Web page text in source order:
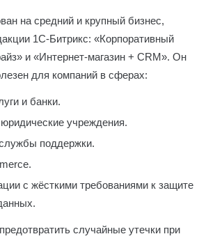
на средний и крупный бизнес,
1С-Битрикс: «Корпоративный
и «Интернет-магазин + CRM». Он
для компаний в сферах:
и банки.
учреждения.
поддержки.
с жёсткими требованиями к защите
случайные утечки при